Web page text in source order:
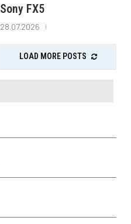
Sony FX5
28.07.2026
LOAD MORE POSTS